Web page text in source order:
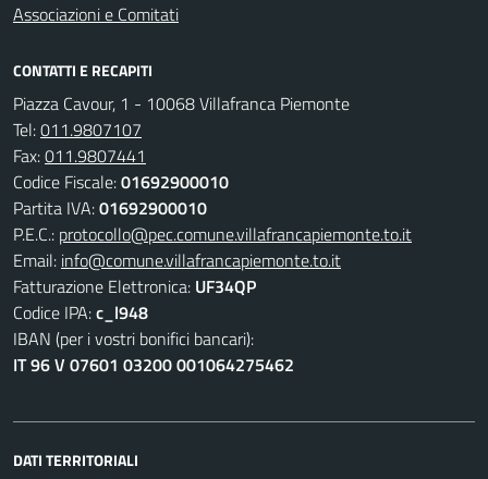
Associazioni e Comitati
CONTATTI E RECAPITI
Piazza Cavour, 1 - 10068 Villafranca Piemonte
Tel:011.9807107
Fax:011.9807441
Codice Fiscale:01692900010
Partita IVA:01692900010
P.E.C.: protocollo@pec.comune.villafrancapiemonte.to.it
Email: info@comune.villafrancapiemonte.to.it
Fatturazione Elettronica: UF34QP
Codice IPA:c_l948
IBAN (per i vostri bonifici bancari):
IT 96 V 07601 03200 001064275462
DATI TERRITORIALI